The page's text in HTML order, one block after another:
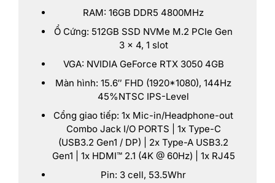
RAM: 16GB DDR5 4800MHz
Ổ Cứng: 512GB SSD NVMe M.2 PCIe Gen
3 x 4, 1 slot
VGA: NVIDIA GeForce RTX 3050 4GB
Màn hình: 15.6″ FHD (1920*1080), 144Hz
45%NTSC IPS-Level
Cổng giao tiếp: 1x Mic-in/Headphone-out
Combo Jack I/O PORTS | 1x Type-C
(USB3.2 Gen1 / DP) | 2x Type-A USB3.2
Gen1 | 1x HDMI™ 2.1 (4K @ 60Hz) | 1x RJ45
Pin: 3 cell, 53.5Whr